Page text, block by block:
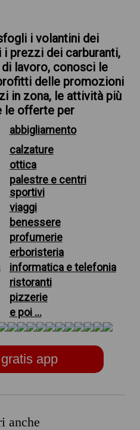
i volantini dei
prezzi dei carburanti,
lavoro, conosci le
delle promozioni
in zona, le attività più
le offerte per
abbigliamento
calzature
ottica
palestre e centri
sportivi
viaggi
benessere
profumerie
erboristeria
informatica e telefonia
ristoranti
pizzerie
e poi ...
app
anche